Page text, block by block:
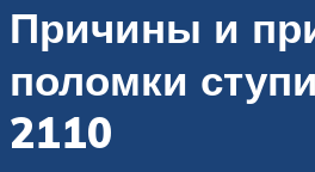
Причины и
поломки
2110